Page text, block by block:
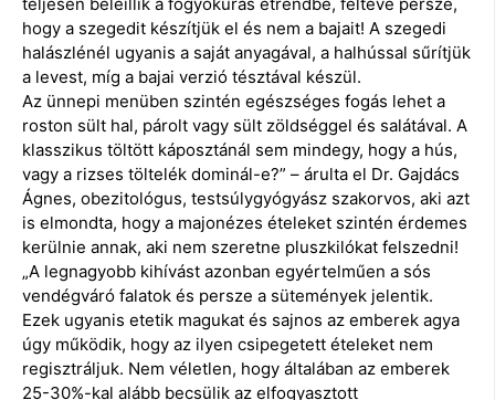
teljesen beleillik a fogyókúrás étrendbe, feltéve persze,
hogy a szegedit készítjük el és nem a bajait! A szegedi
halászlénél ugyanis a saját anyagával, a halhússal sűrítjük
a levest, míg a bajai verzió tésztával készül.
Az ünnepi menüben szintén egészséges fogás lehet a
roston sült hal, párolt vagy sült zöldséggel és salátával. A
klasszikus töltött káposztánál sem mindegy, hogy a hús,
vagy a rizses töltelék dominál-e?” – árulta el Dr. Gajdács
Ágnes, obezitológus, testsúlygyógyász szakorvos, aki azt
is elmondta, hogy a majonézes ételeket szintén érdemes
kerülnie annak, aki nem szeretne pluszkilókat felszedni!
„A legnagyobb kihívást azonban egyértelműen a sós
vendégváró falatok és persze a sütemények jelentik.
Ezek ugyanis etetik magukat és sajnos az emberek agya
úgy működik, hogy az ilyen csipegetett ételeket nem
regisztráljuk. Nem véletlen, hogy általában az emberek
25-30%-kal alább becsülik az elfogyasztott